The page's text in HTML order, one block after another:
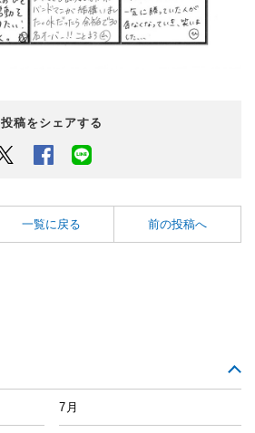
投稿をシェアする
Twitter Facebook
一覧に戻る 前の投稿へ
7月